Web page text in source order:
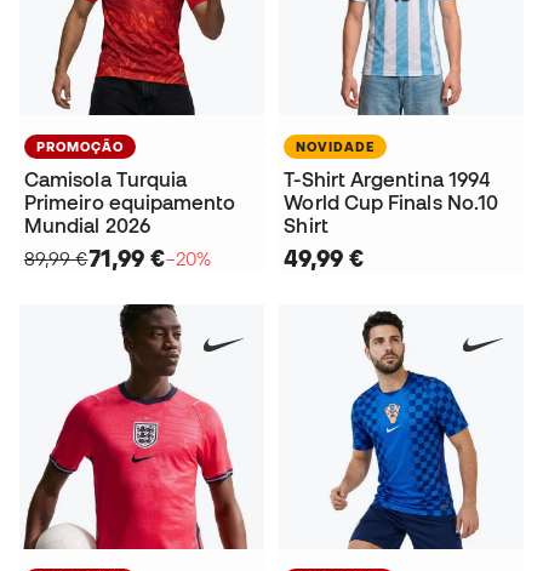
PROMOÇÃO
Camisola Turquia
Primeiro equipamento
Mundial 2026
89,99 €71,99 €−20%
NOVIDADE
T-Shirt Argentina 1994
World Cup Finals No.10
Shirt
49,99 €